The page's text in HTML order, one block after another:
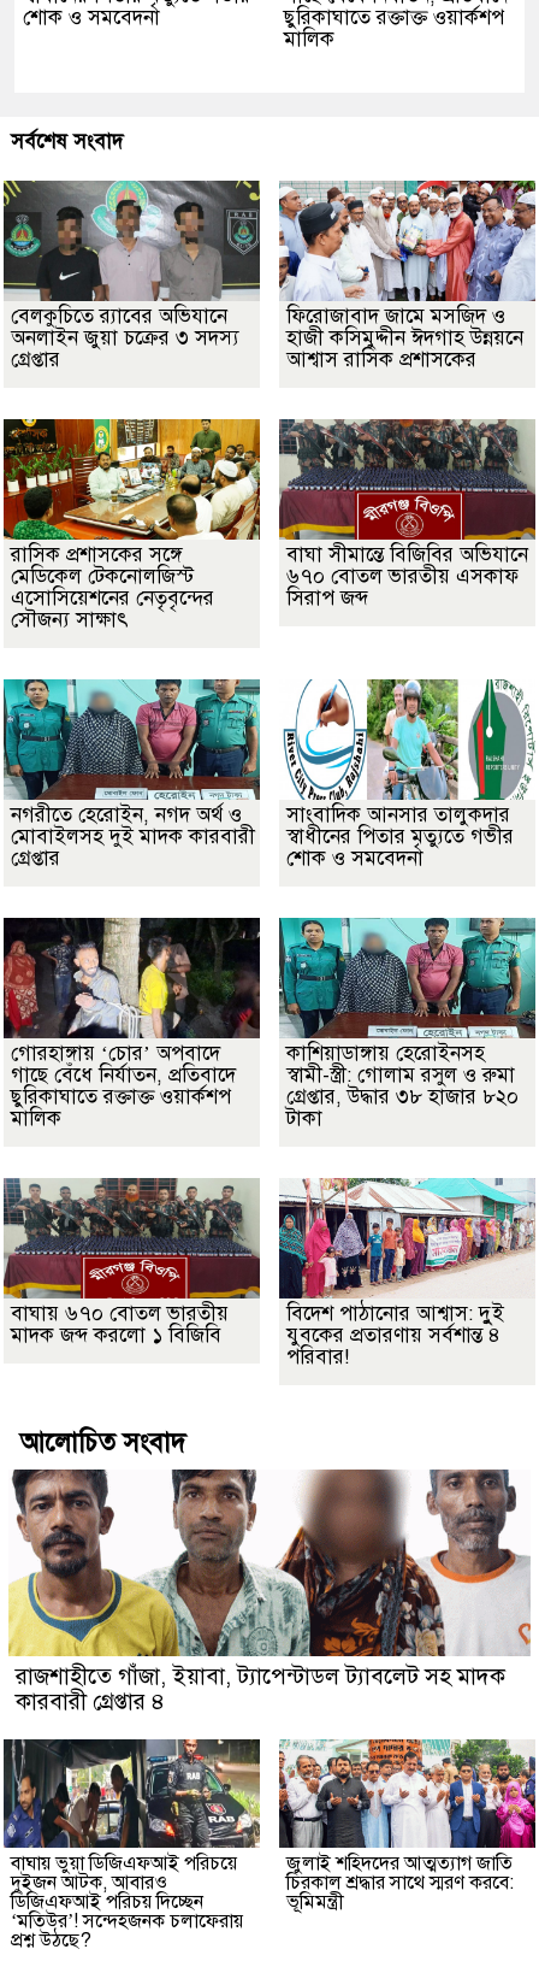
শোক ও সমবেদনা
ছুরিকাঘাতে রক্তাক্ত ওয়ার্কশপ
মালিক
সর্বশেষ সংবাদ
বেলকুচিতে র‌্যাবের অভিযানে
অনলাইন জুয়া চক্রের ৩ সদস্য
গ্রেপ্তার
ফিরোজাবাদ জামে মসজিদ ও
হাজী কসিমুদ্দীন ঈদগাহ উন্নয়নে
আশ্বাস রাসিক প্রশাসকের
​রাসিক প্রশাসকের সঙ্গে
মেডিকেল টেকনোলজিস্ট
এসোসিয়েশনের নেতৃবৃন্দের
সৌজন্য সাক্ষাৎ
বাঘা সীমান্তে বিজিবির অভিযানে
৬৭০ বোতল ভারতীয় এসকাফ
সিরাপ জব্দ
নগরীতে হেরোইন, নগদ অর্থ ও
মোবাইলসহ দুই মাদক কারবারী
গ্রেপ্তার
সাংবাদিক আনসার তালুকদার
স্বাধীনের পিতার মৃত্যুতে গভীর
শোক ও সমবেদনা
গোরহাঙ্গায় ‘চোর’ অপবাদে
গাছে বেঁধে নির্যাতন, প্রতিবাদে
ছুরিকাঘাতে রক্তাক্ত ওয়ার্কশপ
মালিক
কাশিয়াডাঙ্গায় হেরোইনসহ
স্বামী-স্ত্রী: গোলাম রসুল ও রুমা
গ্রেপ্তার, উদ্ধার ৩৮ হাজার ৮২০
টাকা
বাঘায় ৬৭০ বোতল ভারতীয়
মাদক জব্দ করলো ১ বিজিবি
বিদেশ পাঠানোর আশ্বাস: দুুই
যুবকের প্রতারণায় সর্বশান্ত ৪
পরিবার!
আলোচিত সংবাদ
রাজশাহীতে গাঁজা, ইয়াবা, ট্যাপেন্টাডল ট্যাবলেট সহ মাদক
কারবারী গ্রেপ্তার ৪
বাঘায় ভুয়া ডিজিএফআই পরিচয়ে
দুইজন আটক, আবারও
ডিজিএফআই পরিচয় দিচ্ছেন
‘মতিউর’! সন্দেহজনক চলাফেরায়
প্রশ্ন উঠছে?
জুলাই শহিদদের আত্মত্যাগ জাতি
চিরকাল শ্রদ্ধার সাথে স্মরণ করবে:
ভূমিমন্ত্রী